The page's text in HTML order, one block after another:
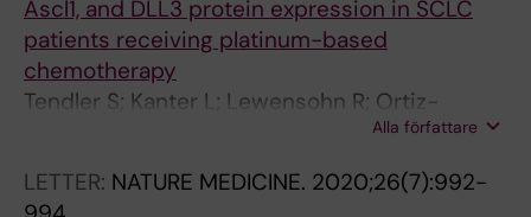
Ascl1, and DLL3 protein expression in SCLC
patients receiving platinum-based
chemotherapy
Tendler S; Kanter L; Lewensohn R; Ortiz-
Villalon C; Viktorsson K; De Petris LAlla författare
LETTER: NATURE MEDICINE. 2020;26(7):992-